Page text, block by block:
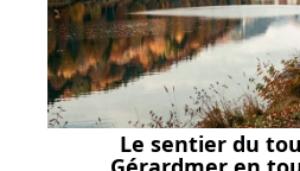
Le sentier du